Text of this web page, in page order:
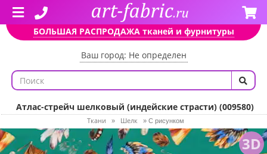
БОЛЬШАЯ РАСПРОДАЖА тканей и фурнитуры
Ваш город: Не определен
Атлас-стрейч шелковый (индейские страсти) (009580)
Ткани » Шелк » С рисунком
3D